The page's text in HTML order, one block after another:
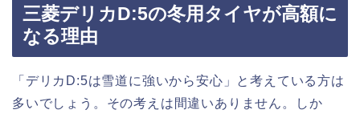
三菱デリカD:5の冬用タイヤが高額に
なる理由
「デリカD:5は雪道に強いから安心」と考えている方は
多いでしょう。その考えは間違いありません。しか